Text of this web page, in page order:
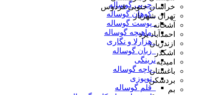
_چربی گوساله
_کوهان گوساله
_پوست گوساله
_ماهیچه گوساله
_هزارلا و نگاری
_زبان گوساله
نرینگی
_پاچه گوساله
_توپوزی
_قلم گوساله
خراسان جنوبی فردوس
تهران شهریار
آشخانه
احمدآباد یزد
ازندریان
اشکذر
امیدیه
باغستان
بردسکن
بم